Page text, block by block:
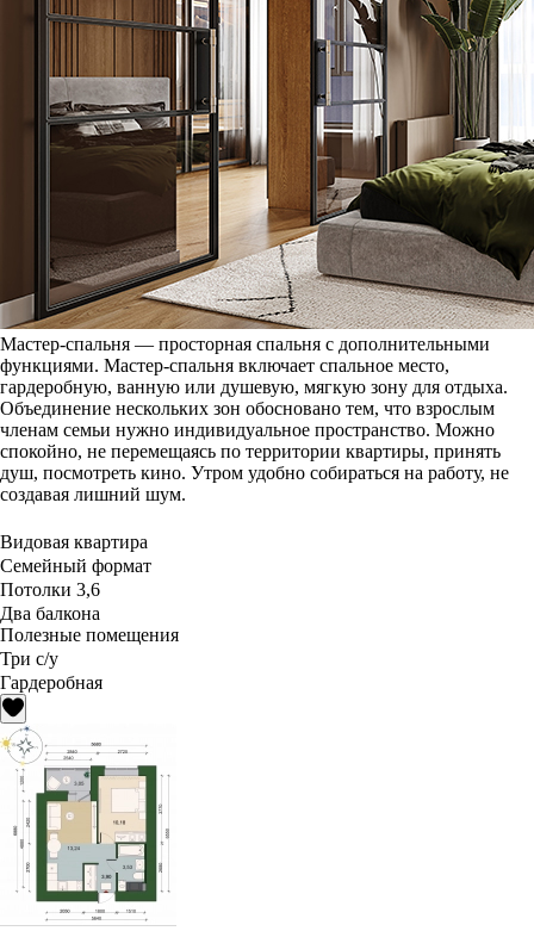
Мастер-спальня — просторная спальня с дополнительными
функциями. Мастер-спальня включает спальное место,
гардеробную, ванную или душевую, мягкую зону для отдыха.
Объединение нескольких зон обосновано тем, что взрослым
членам семьи нужно индивидуальное пространство. Можно
спокойно, не перемещаясь по территории квартиры, принять
душ, посмотреть кино. Утром удобно собираться на работу, не
создавая лишний шум.
Видовая квартира
Семейный формат
Потолки 3,6
Два балкона
Полезные помещения
Три с/у
Гардеробная